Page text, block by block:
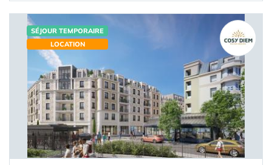
SÉJOUR TEMPORAIRE
LOCATION